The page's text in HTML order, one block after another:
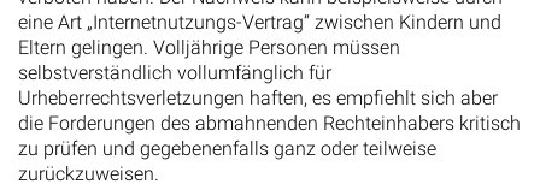
eine Art „Internetnutzungs-Vertrag“ zwischen Kindern und
Eltern gelingen. Volljährige Personen müssen
selbstverständlich vollumfänglich für
Urheberrechtsverletzungen haften, es empfiehlt sich aber
die Forderungen des abmahnenden Rechteinhabers kritisch
zu prüfen und gegebenenfalls ganz oder teilweise
zurückzuweisen.